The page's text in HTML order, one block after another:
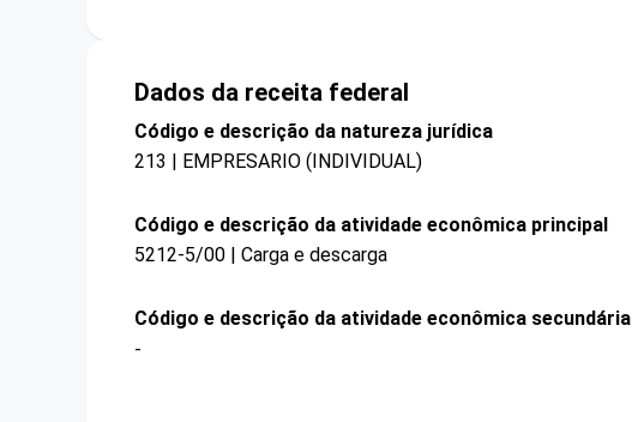
Dados da receita federal
Código e descrição da natureza jurídica
213 | EMPRESARIO (INDIVIDUAL)
Código e descrição da atividade econômica principal
5212-5/00 | Carga e descarga
Código e descrição da atividade econômica secundária
-